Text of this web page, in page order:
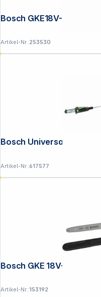
Artikel-Nr.:253530
Artikel-Nr.:617577
Artikel-Nr.:153192